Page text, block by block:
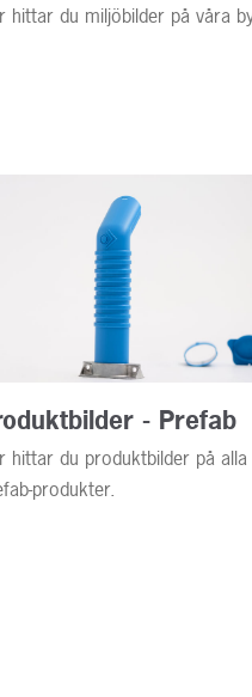
hittar du miljöbilder på våra
- Prefab
hittar du produktbilder på alla
produkter.